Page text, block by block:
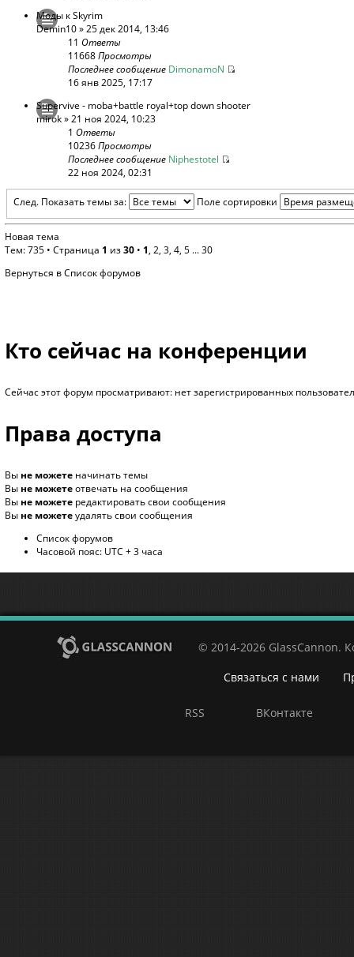
Моды к Skyrim
Demin10» 25 дек 2014, 13:46
11 Ответы
11668Просмотры
Последнее сообщение DimonamoN
16 янв 2025, 17:17
Supervive - moba+battle royal+top down shooter
mirok» 21 ноя 2024, 10:23
1 Ответы
10236Просмотры
Последнее сообщение Niphestotel
22 ноя 2024, 02:31
След. Показать темы за: Поле сортировки
Новая тема
Тем: 735 • Страница 1 из30 • 1, 2, 3, 4, 5 ...30
Вернуться в Список форумов
Кто сейчас на конференции
Сейчас этот форум просматривают: нет зарегистрированных
Права доступа
Вы не можете начинать темы
Вы не можетеотвечать на сообщения
Вы не можете редактировать свои сообщения
Вы не можетеудалять свои сообщения
Список форумов
Часовой пояс: UTC + 3 часа
© 2014-2026 GlassCannon.
Связаться с нами
RSS ВКонтакте